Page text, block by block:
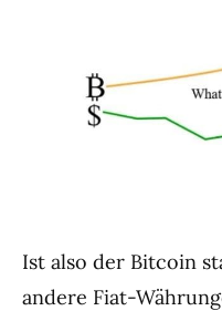
Ist also der Bitcoin
andere Fiat-